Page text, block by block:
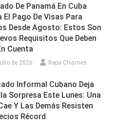
De Panamá En Cuba
El Pago De Visas Para
Desde Agosto: Estos Son
Requisitos Que Deben
Cuenta
de 2026 Repa Chismes
Informal Cubano Deja
Sorpresa Este Lunes: Una
Y Las Demás Resisten
Récord